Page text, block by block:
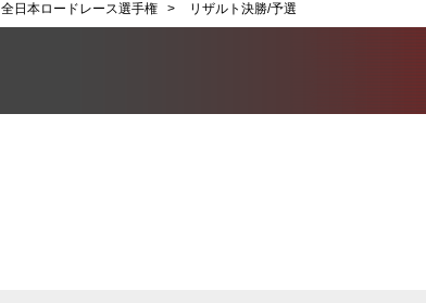
全日本ロードレース選手権 > リザルト決勝/予選